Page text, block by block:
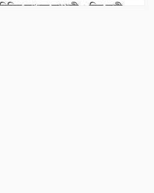
অঞ্চলে আগামী ৫ দিন ভারী
মাদকবিরোধী সাঁড়াশি অভিযান